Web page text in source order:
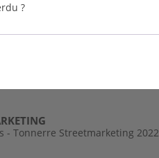
?
- Tonnerre Streetmarketing 2022